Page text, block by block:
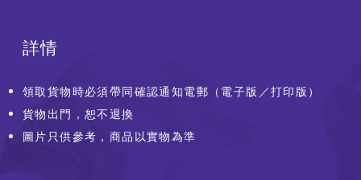
詳情
領取貨物時必須帶同確認通知電郵（電子版／打印版）
貨物出門，恕不退換
圖片只供參考，商品以實物為準